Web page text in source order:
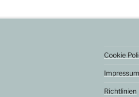
Cookie
Impressum
Richtlinien